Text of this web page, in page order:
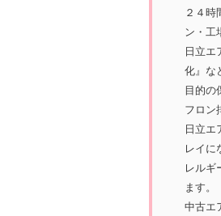
２４時
ン・工
日立エ
化』な
目的の
フロン
日立エ
レイに
レルギ
ます。
中古エ